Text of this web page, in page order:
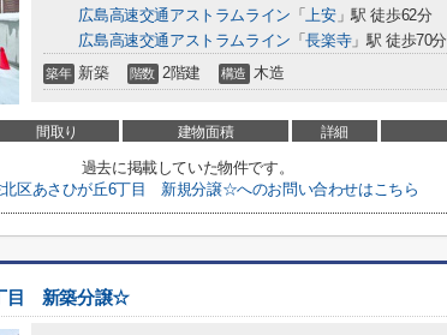
広島高速交通アストラムライン 「上安」駅 徒歩62分
広島高速交通アストラムライン 「長楽寺」駅 徒歩70分
築年 新築 階数 2階建 構造 木造
間取り 建物面積 詳細
過去に掲載していた物件です。
区あさひが丘6丁目 新規分譲☆へのお問い合わせはこちら
目 新築分譲☆